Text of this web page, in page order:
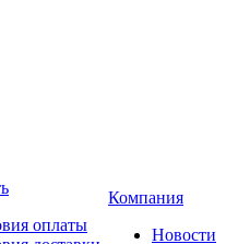
оплаты
Компания
Новости